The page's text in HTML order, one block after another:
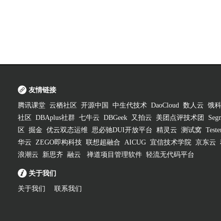
友情链接
腾讯课堂 云栖社区 开源中国 中生代技术 DaoCloud 数人云 饿
社区
DBAplus社群 七牛云 DBGeek 又拍云 美团点评技术团
区
掘金 优云双态运维 思必驰DUI开放平台 精灵云 测试窝
华云 ZEGO即构科技 联想超融合 AICUG 宜信技术学院 京东云
浪潮云
新思齐 融云 禅道项目管理软件 轻流无代码平台
关于我们
关于我们 联系我们